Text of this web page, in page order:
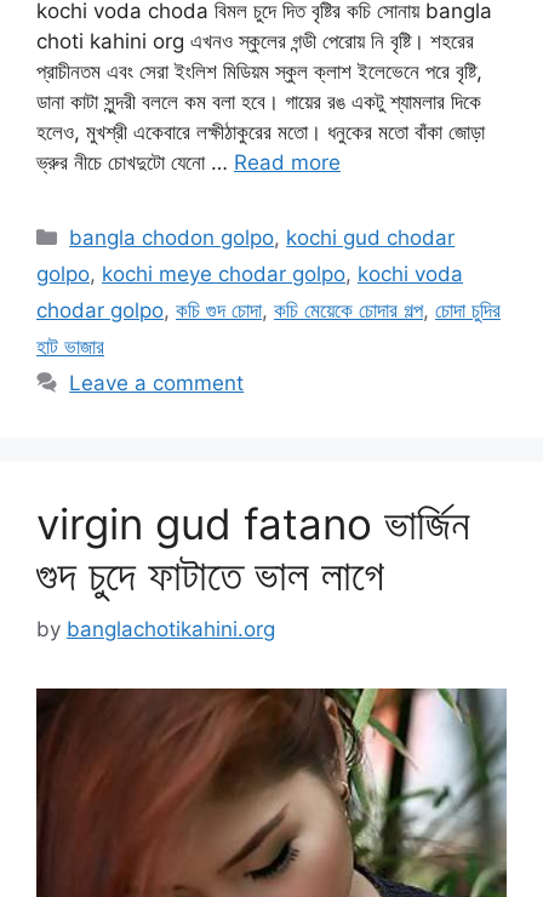
kochi voda choda বিমল চুদে দিত বৃষ্টির কচি সোনায় bangla
choti kahini org এখনও স্কুলের গন্ডী পেরোয় নি বৃষ্টি। শহরের
প্রাচীনতম এবং সেরা ইংলিশ মিডিয়ম স্কুল ক্লাশ ইলেভেনে পরে বৃষ্টি,
ডানা কাটা সুন্দরী বললে কম বলা হবে। গায়ের রঙ একটু শ্যামলার দিকে
হলেও, মুখশ্রী একেবারে লক্ষীঠাকুরের মতো। ধনুকের মতো বাঁকা জোড়া
ভ্রুর নীচে চোখদুটো যেনো … Read more
Categories
bangla chodon golpo, kochi gud chodar
golpo, kochi meye chodar golpo, kochi voda
chodar golpo, কচি গুদ চোদা, কচি মেয়েকে চোদার গল্প, চোদা চুদির
হাট ভাজার
Leave a comment
virgin gud fatano ভার্জিন
গুদ চুদে ফাটাতে ভাল লাগে
by banglachotikahini.org